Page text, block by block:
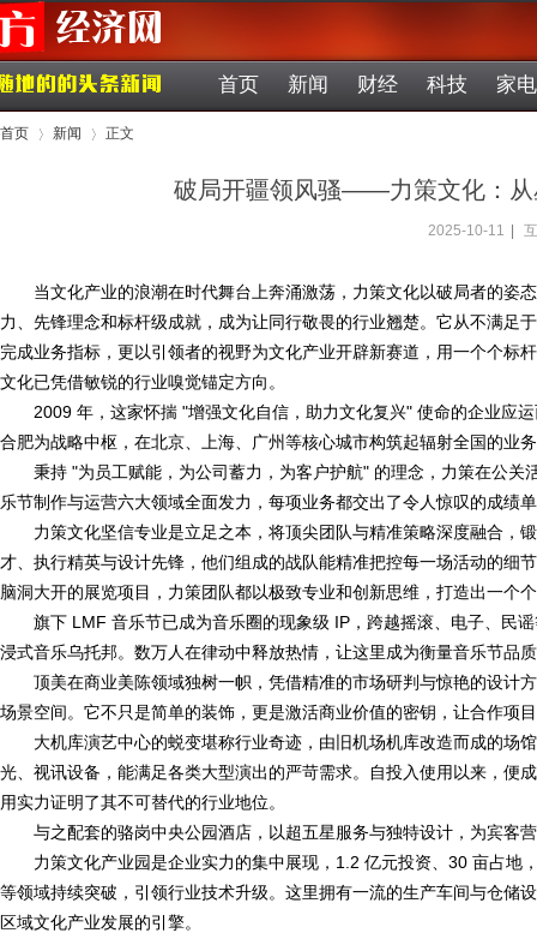
首页 新闻 财经 科技 家电
首页 新闻 正文
破局开疆领风骚——力策文化：从
2025-10-11
当文化产业的浪潮在时代舞台上奔涌激荡，力策文化以破局者的姿
力、先锋理念和标杆级成就，成为让同行敬畏的行业翘楚。它从不满足
完成业务指标，更以引领者的视野为文化产业开辟新赛道，用一个个标
文化已凭借敏锐的行业嗅觉锚定方向。
2009 年，这家怀揣 "增强文化自信，助力文化复兴" 使命的企业应
合肥为战略中枢，在北京、上海、广州等核心城市构筑起辐射全国的业
秉持 "为员工赋能，为公司蓄力，为客户护航" 的理念，力策在公
乐节制作与运营六大领域全面发力，每项业务都交出了令人惊叹的成绩
力策文化坚信专业是立足之本，将顶尖团队与精准策略深度融合，
才、执行精英与设计先锋，他们组成的战队能精准把控每一场活动的细
脑洞大开的展览项目，力策团队都以极致专业和创新思维，打造出一个
旗下 LMF 音乐节已成为音乐圈的现象级 IP，跨越摇滚、电子、民
浸式音乐乌托邦。数万人在律动中释放热情，让这里成为衡量音乐节品
顶美在商业美陈领域独树一帜，凭借精准的市场研判与惊艳的设计
场景空间。它不只是简单的装饰，更是激活商业价值的密钥，让合作项
大机库演艺中心的蜕变堪称行业奇迹，由旧机场机库改造而成的场
光、视讯设备，能满足各类大型演出的严苛需求。自投入使用以来，便
用实力证明了其不可替代的行业地位。
与之配套的骆岗中央公园酒店，以超五星服务与独特设计，为宾客
力策文化产业园是企业实力的集中展现，1.2 亿元投资、30 亩占地
等领域持续突破，引领行业技术升级。这里拥有一流的生产车间与仓储
区域文化产业发展的引擎。